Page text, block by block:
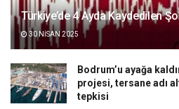
Türkiye’de 4 Ayda Kaydedilen
30 NISAN 2025
Bodrum’u ayağa
projesi, tersane adı
tepkisi